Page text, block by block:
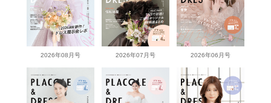
2026年08月号 2026年07月号 2026年06月号